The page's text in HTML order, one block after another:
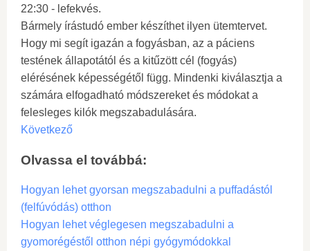
22:30 - lefekvés.
Bármely írástudó ember készíthet ilyen ütemtervet.
Hogy mi segít igazán a fogyásban, az a páciens
testének állapotától és a kitűzött cél (fogyás)
elérésének képességétől függ. Mindenki kiválasztja a
számára elfogadható módszereket és módokat a
felesleges kilók megszabadulására.
Következő
Olvassa el továbbá:
Hogyan lehet gyorsan megszabadulni a puffadástól
(felfúvódás) otthon
Hogyan lehet véglegesen megszabadulni a
gyomorégéstől otthon népi gyógymódokkal